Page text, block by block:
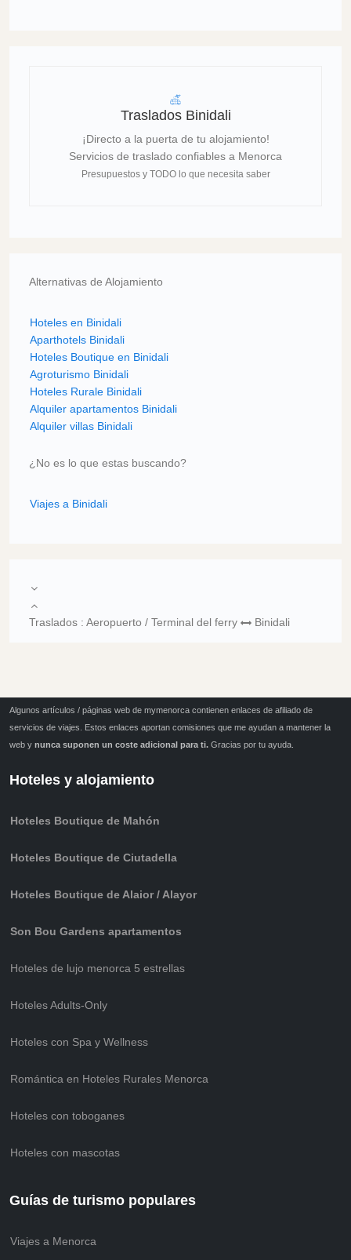
Traslados Binidali
¡Directo a la puerta de tu alojamiento!
Servicios de traslado confiables a Menorca
Presupuestos y TODO lo que necesita saber
Alternativas de Alojamiento
Hoteles en Binidali
Aparthotels Binidali
Hoteles Boutique en Binidali
Agroturismo Binidali
Hoteles Rurale Binidali
Alquiler apartamentos Binidali
Alquiler villas Binidali
¿No es lo que estas buscando?
Viajes a Binidali
Traslados : Aeropuerto / Terminal del ferry Binidali
Algunos artículos / páginas web de mymenorca contienen enlaces de afiliado de
servicios de viajes. Estos enlaces aportan comisiones que me ayudan a mantener la
web y nunca suponen un coste adicional para ti. Gracias por tu ayuda.
Hoteles y alojamiento
Hoteles Boutique de Mahón
Hoteles Boutique de Ciutadella
Hoteles Boutique de Alaior / Alayor
Son Bou Gardens apartamentos
Hoteles de lujo menorca 5 estrellas
Hoteles Adults-Only
Hoteles con Spa y Wellness
Romántica en Hoteles Rurales Menorca
Hoteles con toboganes
Hoteles con mascotas
Guías de turismo populares
Viajes a Menorca